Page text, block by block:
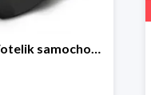
CYBEX SILVER Fotelik samochodowy -30%